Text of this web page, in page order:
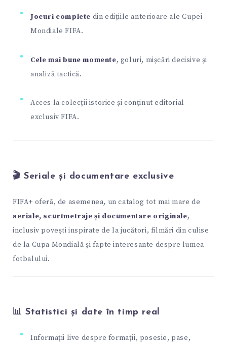
Jocuri complete din edițiile anterioare ale Cupei
Mondiale FIFA.
Cele mai bune momente, goluri, mișcări decisive și
analiză tactică.
Acces la colecții istorice și conținut editorial
exclusiv FIFA.
🎬 Seriale și documentare exclusive
FIFA+ oferă, de asemenea, un catalog tot mai mare de
seriale, scurtmetraje și documentare originale,
inclusiv povești inspirate de la jucători, filmări din culise
de la Cupa Mondială și fapte interesante despre lumea
fotbalului.
📊 Statistici și date în timp real
Informații live despre formații, posesie, pase,